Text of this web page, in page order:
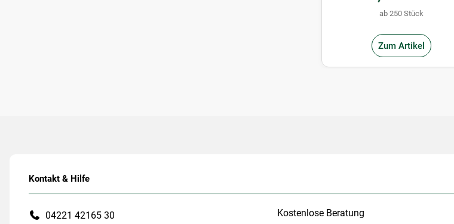
ab 250 Stück
Zum Artikel
Kontakt & Hilfe
04221 42165 30 Kostenlose Beratung